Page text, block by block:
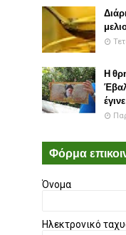
Η
Φόρμα
Όνομα
Ηλεκτρονικό